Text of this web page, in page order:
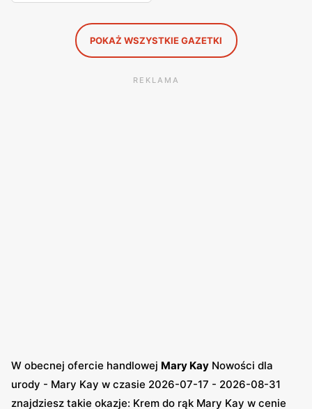
POKAŻ WSZYSTKIE GAZETKI
REKLAMA
W obecnej ofercie handlowej Mary Kay Nowości dla
urody - Mary Kay w czasie 2026-07-17 - 2026-08-31
znajdziesz takie okazje: Krem do rąk Mary Kay w cenie